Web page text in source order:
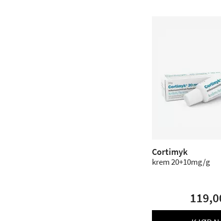
Cortimyk
krem 20+10mg/g